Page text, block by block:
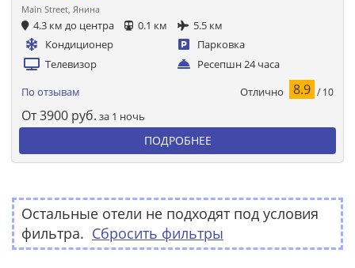
Main Street, Янина
4.3 км до центра 0.1 км
5.5 км
Кондиционер
Парковка
Телевизор
Ресепшн 24 часа
По отзывам Отлично 8.9 / 10
От3900 руб. за 1 ночь
ПОДРОБНЕЕ
Остальные отели не подходят под условия
фильтра. Сбросить фильтры